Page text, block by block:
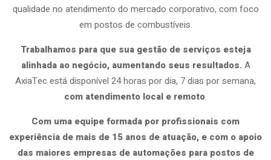
qualidade no atendimento do mercado corporativo, com foco
em postos de combustíveis.
Trabalhamos para que sua gestão de serviços esteja
alinhada ao negócio, aumentando seus resultados.A
AxiaTec está disponível 24 horas por dia, 7 dias por semana,
com atendimento local e remoto.
Com uma equipe formada por profissionais com
experiência de mais de 15 anos de atuação, e com o apoio
das maiores empresas de automações para postos de